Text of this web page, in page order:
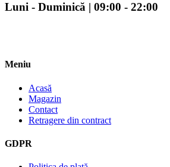
Luni - Duminică | 09:00 - 22:00
Meniu
Acasă
Magazin
Contact
Retragere din contract
GDPR